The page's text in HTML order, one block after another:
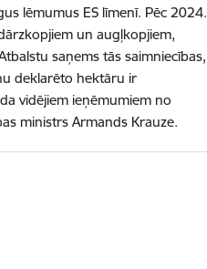
lēmumus ES līmenī. Pēc 2024.
un augļkopjiem,
saņems tās saimniecības,
deklarēto hektāru ir
vidējiem ieņēmumiem no
ministrs Armands Krauze.